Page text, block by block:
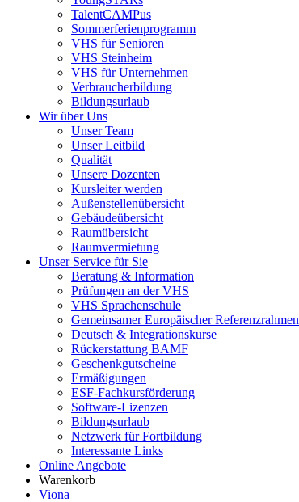
TalentCAMPus
Sommerferienprogramm
VHS für Senioren
VHS Steinheim
VHS für Unternehmen
Verbraucherbildung
Bildungsurlaub
Wir über Uns
Unser Team
Unser Leitbild
Qualität
Unsere Dozenten
Kursleiter werden
Außenstellenübersicht
Gebäudeübersicht
Raumübersicht
Raumvermietung
Unser Service für Sie
Beratung & Information
Prüfungen an der VHS
VHS Sprachenschule
Gemeinsamer Europäischer Referenzrahmen
Deutsch & Integrationskurse
Rückerstattung BAMF
Geschenkgutscheine
Ermäßigungen
ESF-Fachkursförderung
Software-Lizenzen
Bildungsurlaub
Netzwerk für Fortbildung
Interessante Links
Online Angebote
Warenkorb
Viona